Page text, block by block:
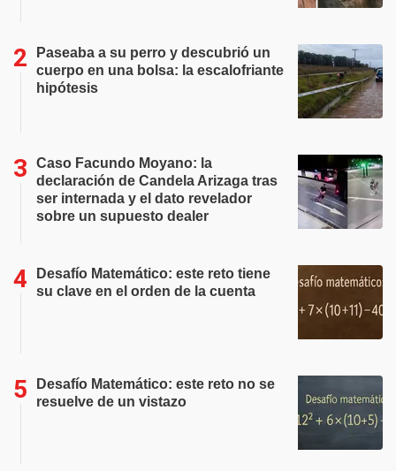
Paseaba a su perro y descubrió un
cuerpo en una bolsa: la escalofriante
hipótesis
Caso Facundo Moyano: la
declaración de Candela Arizaga tras
ser internada y el dato revelador
sobre un supuesto dealer
Desafío Matemático: este reto tiene
su clave en el orden de la cuenta
Desafío Matemático: este reto no se
resuelve de un vistazo